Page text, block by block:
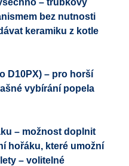
– trubkový
bez nutnosti
keramiku z kotle
D10PX) – pro horší
vybírání popela
– možnost doplnit
hořáku, které umožní
– volitelné